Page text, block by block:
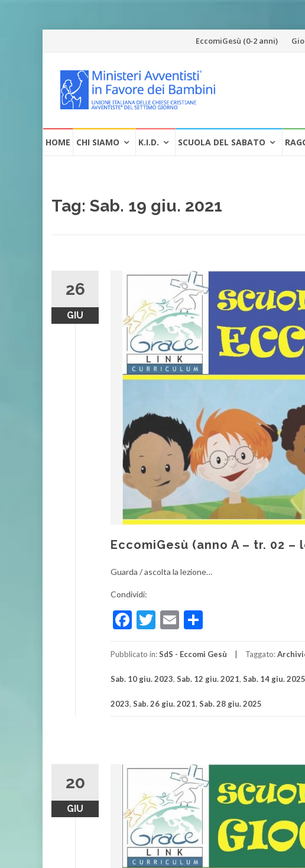
Vai
contenuto
EccomiGesù (0-2 anni)
alHOME CHI SIAMO K.I.D. SCUOLA DEL SABATO
Tag: Sab. 19 giu. 2021
26
GIU
EccomiGesù (anno A – tr. 02 –
Guarda / ascolta la lezione…
Condividi:
Facebook
Twitter
Email
Pubblicato in:SdS - Eccomi Gesù Taggato:
Sab. 10 giu. 2023, Sab. 12 giu. 2021, Sab. 14 giu. 2025
2023, Sab. 26 giu. 2021, Sab. 28 giu. 2025
20
GIU